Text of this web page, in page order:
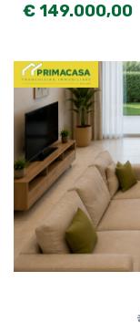
€ 149.000,00